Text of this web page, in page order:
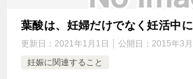
葉酸は、妊婦だけでなく妊活中
更新日： 2021年1月1日 公開日： 2015年3
妊娠に関連すること